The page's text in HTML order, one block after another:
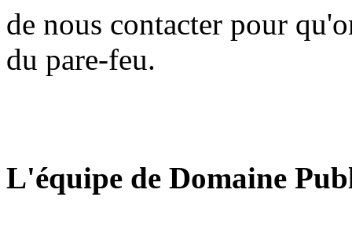
de nous contacter pour
du pare-feu.
L'équipe de Domaine